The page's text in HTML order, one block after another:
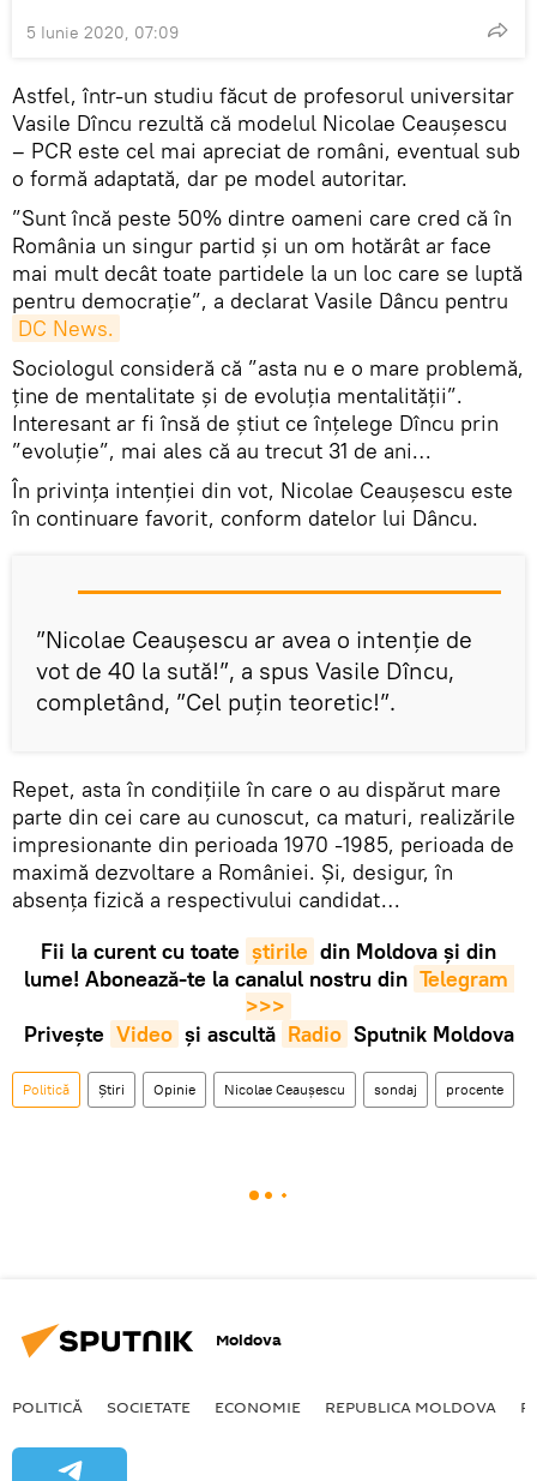
5 Iunie 2020, 07:09
Astfel, într-un studiu făcut de profesorul universitar
Vasile Dîncu rezultă că modelul Nicolae Ceaușescu
– PCR este cel mai apreciat de români, eventual sub
o formă adaptată, dar pe model autoritar.
”Sunt încă peste 50% dintre oameni care cred că în
România un singur partid şi un om hotărât ar face
mai mult decât toate partidele la un loc care se luptă
pentru democraţie”, a declarat Vasile Dâncu pentru
DC News.
Sociologul consideră că ”asta nu e o mare problemă,
ţine de mentalitate şi de evoluţia mentalităţii”.
Interesant ar fi însă de știut ce înțelege Dîncu prin
”evoluție”, mai ales că au trecut 31 de ani…
În privința intenției din vot, Nicolae Ceaușescu este
în continuare favorit, conform datelor lui Dâncu.
”Nicolae Ceauşescu ar avea o intenţie de
vot de 40 la sută!”, a spus Vasile Dîncu,
completând, ”Cel puţin teoretic!”.
Repet, asta în condițiile în care o au dispărut mare
parte din cei care au cunoscut, ca maturi, realizările
impresionante din perioada 1970 -1985, perioada de
maximă dezvoltare a României. Și, desigur, în
absența fizică a respectivului candidat…
Fii la curent cu toate știrile din Moldova și din
lume! Abonează-te la canalul nostru din Telegram
>>>
Privește Video și ascultă Radio Sputnik Moldova
Politică Știri Opinie Nicolae Ceaușescu sondaj procente
Moldova
POLITICĂ SOCIETATE ECONOMIE REPUBLICA MOLDOVA